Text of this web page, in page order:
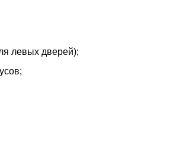
левых дверей);